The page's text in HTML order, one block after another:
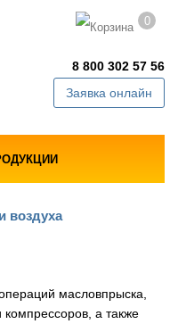
0
8 800 302 57 56
Заявка онлайн
воздуха
масловпрыска,
а также